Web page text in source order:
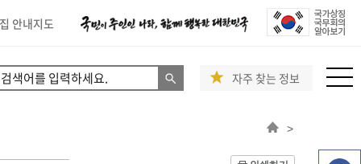
안내지도
자주 찾는 정보
>